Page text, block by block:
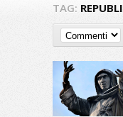
TAG: